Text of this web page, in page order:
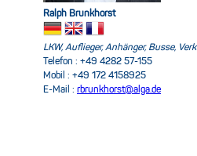
Ralph Brunkhorst
LKW, Auflieger, Anhänger, Busse,
Telefon : +49 4282 57-155
Mobil : +49 172 4158925
E-Mail : rbrunkhorst@alga.de